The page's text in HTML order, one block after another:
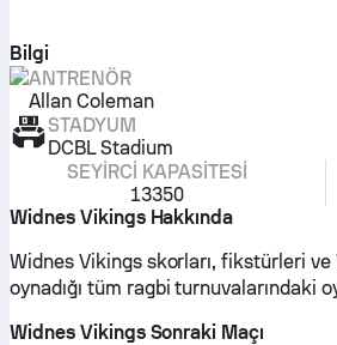
Bilgi
ANTRENÖR
Allan Coleman
STADYUM
DCBL Stadium
SEYIRCI KAPASITESI
13350
Widnes Vikings Hakkında
Widnes Vikings skorları, fikstürleri
oynadığı tüm ragbi turnuvalarındaki
Widnes Vikings Sonraki Maçı